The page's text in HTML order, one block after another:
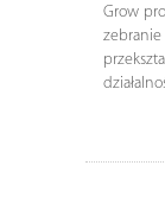
Grow